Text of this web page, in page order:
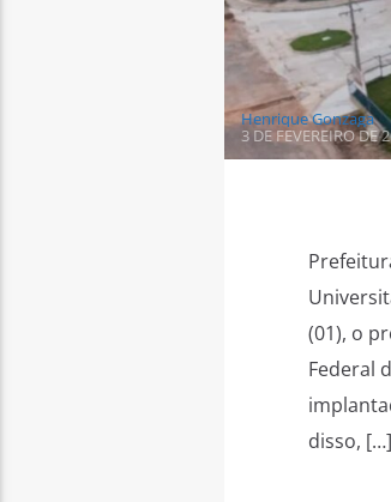
Henrique Gonzaga
3 DE FEVEREIRO DE
(01), o
Federal
disso, […]